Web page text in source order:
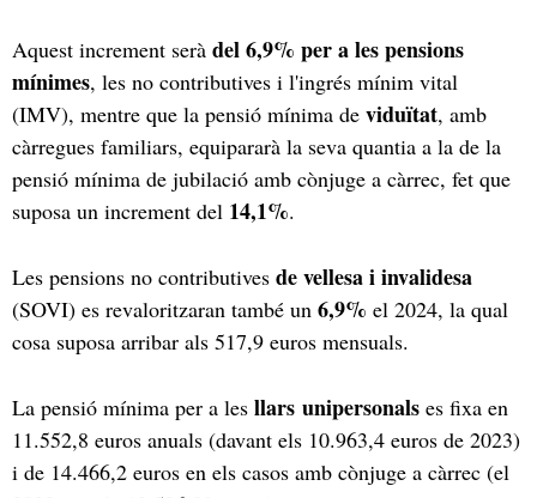
Aquest increment serà del 6,9% per a les pensions
mínimes, les no contributives i l'ingrés mínim vital
(IMV), mentre que la pensió mínima de viduïtat, amb
càrregues familiars, equipararà la seva quantia a la de la
pensió mínima de jubilació amb cònjuge a càrrec, fet que
suposa un increment del 14,1%.
Les pensions no contributives de vellesa i invalidesa
(SOVI) es revaloritzaran també un 6,9% el 2024, la qual
cosa suposa arribar als 517,9 euros mensuals.
La pensió mínima per a les llars unipersonals es fixa en
11.552,8 euros anuals (davant els 10.963,4 euros de 2023)
i de 14.466,2 euros en els casos amb cònjuge a càrrec (el